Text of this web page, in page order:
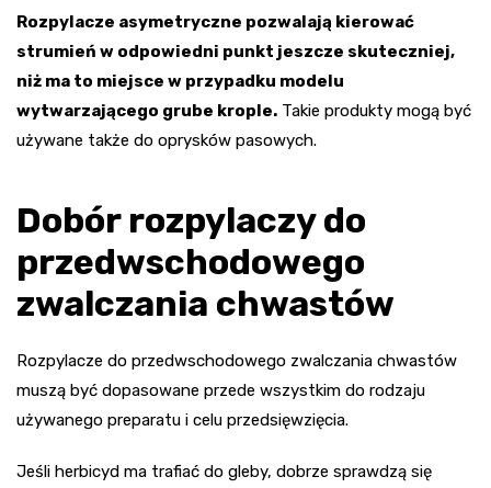
Rozpylacze asymetryczne pozwalają kierować
strumień w odpowiedni punkt jeszcze skuteczniej,
niż ma to miejsce w przypadku modelu
wytwarzającego grube krople. Takie produkty mogą być
używane także do oprysków pasowych.
Dobór rozpylaczy do
przedwschodowego
zwalczania chwastów
Rozpylacze do przedwschodowego zwalczania chwastów
muszą być dopasowane przede wszystkim do rodzaju
używanego preparatu i celu przedsięwzięcia.
Jeśli herbicyd ma trafiać do gleby, dobrze sprawdzą się